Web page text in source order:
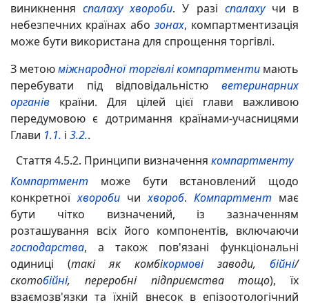
виникненняспалаху хвороби. У разі спалахучи в
небезпечних країнах або зонах, компартментизація
може бути використана для спрощення торгівлі.
З метоюміжнародної торгівлікомпартментимають
перебувати під відповідальністю ветеринарних
органів країни. Для цілей цієї глави важливою
передумовою є дотримання країнами-учасницями
Глави 1.1. і 3.2..
Стаття 4.5.2. Принципи визначення компартменту
Компартмент може бути встановлений щодо
конкретної хвороби чи хвороб. Компартмент має
бути чітко визначений, із зазначенням
розташування всіх його компонентів, включаючи
господарства, а також пов'язані функціональні
одиниці (такі як комбікормовізаводи, бійні/
скотобійні, переробні підприємства тощо), їх
взаємозв'язки та їхній внесок в епізоотологічний